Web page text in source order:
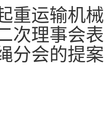
重运输机械
次理事会表
分会的提案